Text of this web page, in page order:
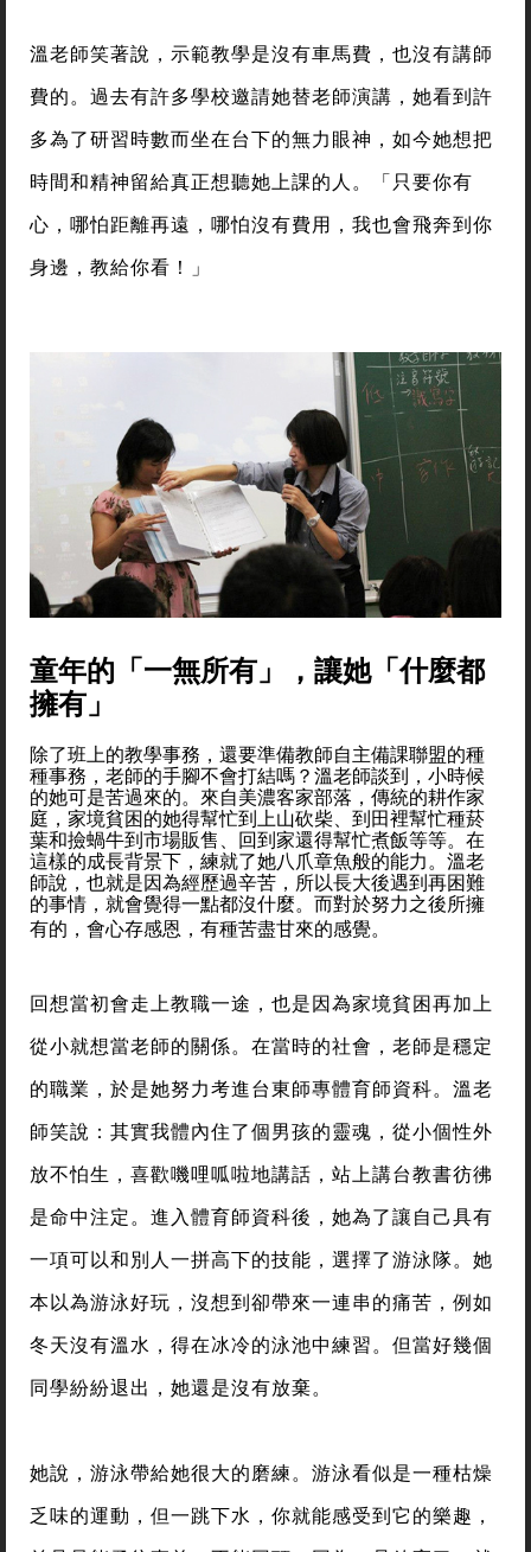
溫老師笑著說，示範教學是沒有車馬費，也沒有講師
費的。過去有許多學校邀請她替老師演講，她看到許
多為了研習時數而坐在台下的無力眼神，如今她想把
時間和精神留給真正想聽她上課的人。「只要你有
心，哪怕距離再遠，哪怕沒有費用，我也會飛奔到你
身邊，教給你看！」
童年的「一無所有」，讓她「什麼都
擁有」
除了班上的教學事務，還要準備教師自主備課聯盟的種
種事務，老師的手腳不會打結嗎？溫老師談到，小時候
的她可是苦過來的。來自美濃客家部落，傳統的耕作家
庭，家境貧困的她得幫忙到上山砍柴、到田裡幫忙種菸
葉和撿蝸牛到市場販售、回到家還得幫忙煮飯等等。在
這樣的成長背景下，練就了她八爪章魚般的能力。溫老
師說，也就是因為經歷過辛苦，所以長大後遇到再困難
的事情，就會覺得一點都沒什麼。而對於努力之後所擁
有的，會心存感恩，有種苦盡甘來的感覺。
回想當初會走上教職一途，也是因為家境貧困再加上
從小就想當老師的關係。在當時的社會，老師是穩定
的職業，於是她努力考進台東師專體育師資科。溫老
師笑說：其實我體內住了個男孩的靈魂，從小個性外
放不怕生，喜歡嘰哩呱啦地講話，站上講台教書彷彿
是命中注定。進入體育師資科後，她為了讓自己具有
一項可以和別人一拼高下的技能，選擇了游泳隊。她
本以為游泳好玩，沒想到卻帶來一連串的痛苦，例如
冬天沒有溫水，得在冰冷的泳池中練習。但當好幾個
同學紛紛退出，她還是沒有放棄。
她說，游泳帶給她很大的磨練。游泳看似是一種枯燥
乏味的運動，但一跳下水，你就能感受到它的樂趣，